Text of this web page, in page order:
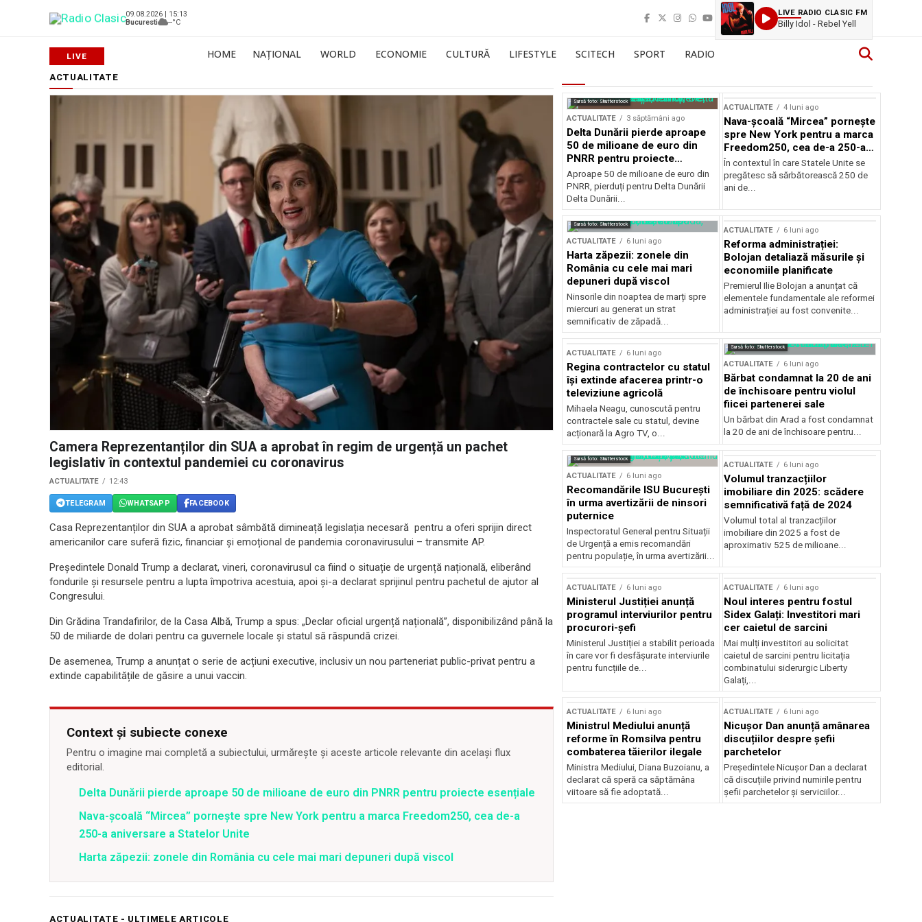
09.08.2026 | 15:13
Bucuresti
--°C
LIVE RADIO CLASIC FM
Billy Idol - Rebel Yell
HOME NAȚIONAL WORLD ECONOMIE CULTURĂ LIFESTYLE SCITECH SPORT RADIO
ACTUALITATE
Camera Reprezentanților din SUA a aprobat în regim de urgență un pachet
legislativ în contextul pandemiei cu coronavirus
ACTUALITATE 12:43
TELEGRAM WHATSAPP FACEBOOK
Casa Reprezentanților din SUA a aprobat sâmbătă dimineață legislația necesară pentru a oferi sprijin direct
americanilor care suferă fizic, financiar și emoțional de pandemia coronavirusului – transmite AP.
Președintele Donald Trump a declarat, vineri, coronavirusul ca fiind o situație de urgență națională, eliberând
fondurile și resursele pentru a lupta împotriva acestuia, apoi și-a declarat sprijinul pentru pachetul de ajutor al
Congresului.
Din Grădina Trandafirilor, de la Casa Albă, Trump a spus: „Declar oficial urgență națională”, disponibilizând până la
50 de miliarde de dolari pentru ca guvernele locale și statul să răspundă crizei.
De asemenea, Trump a anunțat o serie de acțiuni executive, inclusiv un nou parteneriat public-privat pentru a
extinde capabilitățile de găsire a unui vaccin.
Context și subiecte conexe
Pentru o imagine mai completă a subiectului, urmărește și aceste articole relevante din același flux
editorial.
Delta Dunării pierde aproape 50 de milioane de euro din PNRR pentru proiecte esențiale
Nava-școală “Mircea” pornește spre New York pentru a marca Freedom250, cea de-a
250-a aniversare a Statelor Unite
Harta zăpezii: zonele din România cu cele mai mari depuneri după viscol
Sursă foto: Shutterstock
ACTUALITATE 3 săptămâni ago
Delta Dunării pierde aproape
50 de milioane de euro din
PNRR pentru proiecte
esențiale
Aproape 50 de milioane de euro din
PNRR, pierduți pentru Delta Dunării
Delta Dunării...
ACTUALITATE 4 luni ago
Nava-școală “Mircea” pornește
spre New York pentru a marca
Freedom250, cea de-a 250-a
aniversare a Statelor Unite
În contextul în care Statele Unite se
pregătesc să sărbătorească 250 de
ani de...
Sursă foto: Shutterstock
ACTUALITATE 6 luni ago
Harta zăpezii: zonele din
România cu cele mai mari
depuneri după viscol
Ninsorile din noaptea de marți spre
miercuri au generat un strat
semnificativ de zăpadă...
ACTUALITATE 6 luni ago
Reforma administrației:
Bolojan detaliază măsurile și
economiile planificate
Premierul Ilie Bolojan a anunțat că
elementele fundamentale ale reformei
administrației au fost convenite...
ACTUALITATE 6 luni ago
Regina contractelor cu statul
își extinde afacerea printr-o
televiziune agricolă
Mihaela Neagu, cunoscută pentru
contractele sale cu statul, devine
acționară la Agro TV, o...
Sursă foto: Shutterstock
ACTUALITATE 6 luni ago
Bărbat condamnat la 20 de ani
de închisoare pentru violul
fiicei partenerei sale
Un bărbat din Arad a fost condamnat
la 20 de ani de închisoare pentru...
Sursă foto: Shutterstock
ACTUALITATE 6 luni ago
Recomandările ISU București
în urma avertizării de ninsori
puternice
Inspectoratul General pentru Situații
de Urgență a emis recomandări
pentru populație, în urma avertizării...
ACTUALITATE 6 luni ago
Volumul tranzacțiilor
imobiliare din 2025: scădere
semnificativă față de 2024
Volumul total al tranzacțiilor
imobiliare din 2025 a fost de
aproximativ 525 de milioane...
ACTUALITATE 6 luni ago
Ministerul Justiției anunță
programul interviurilor pentru
procurori-șefi
Ministerul Justiției a stabilit perioada
în care vor fi desfășurate interviurile
pentru funcțiile de...
ACTUALITATE 6 luni ago
Noul interes pentru fostul
Sidex Galați: Investitori mari
cer caietul de sarcini
Mai mulți investitori au solicitat
caietul de sarcini pentru licitația
combinatului siderurgic Liberty
Galați,...
ACTUALITATE 6 luni ago
Ministrul Mediului anunță
reforme în Romsilva pentru
combaterea tăierilor ilegale
Ministra Mediului, Diana Buzoianu, a
declarat că speră ca săptămâna
viitoare să fie adoptată...
ACTUALITATE 6 luni ago
Nicușor Dan anunță amânarea
discuțiilor despre șefii
parchetelor
Președintele Nicușor Dan a declarat
că discuțiile privind numirile pentru
șefii parchetelor și serviciilor...
ACTUALITATE - ULTIMELE ARTICOLE